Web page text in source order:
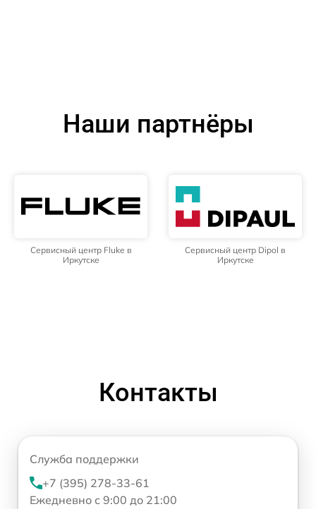
Наши партнёры
Сервисный центр Fluke в
Иркутске
Сервисный центр Dipol в
Иркутске
Контакты
Служба поддержки
+7 (395) 278-33-61
Ежедневно с 9:00 до 21:00